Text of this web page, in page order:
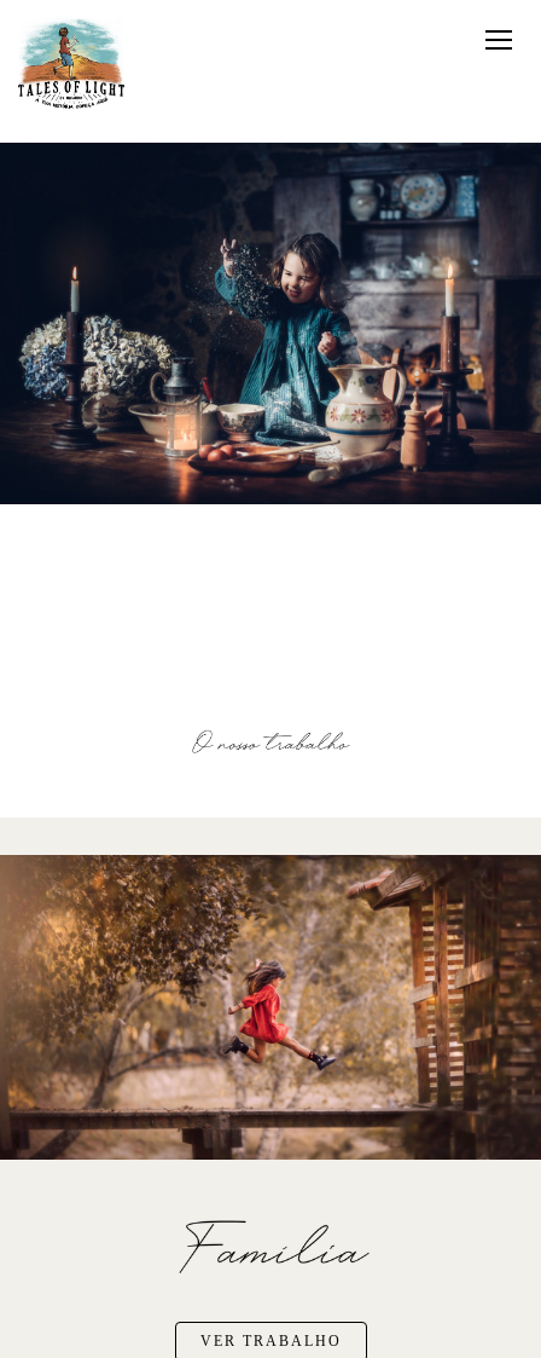
VER TRABALHO